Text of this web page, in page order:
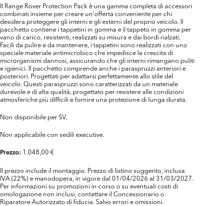
Il Range Rover Protection Pack è una gamma completa di accessori
combinati insieme per creare un'offerta conveniente per chi
desidera proteggere gli interni e gli esterni del proprio veicolo. Il
pacchetto contiene i tappetini in gomma e il tappeto in gomma per
vano di carico, resistenti, realizzati su misura e dai bordi rialzati.
Facili da pulire e da mantenere, i tappetini sono realizzati con uno
speciale materiale antimicrobico che impedisce la crescita di
microrganismi dannosi, assicurando che gli interni rimangano puliti
e igienici. Il pacchetto comprende anche i paraspruzzi anteriori e
posteriori. Progettati per adattarsi perfettamente allo stile del
veicolo. Questi paraspruzzi sono caratterizzati da un materiale
durevole e di alta qualità, progettato per resistere alle condizioni
atmosferiche più difficili e fornire una protezione di lunga durata.
Non disponibile per SV.
Non applicabile con sedili executive.
Prezzo: 1.048,00 €
Il prezzo include il montaggio. Prezzo di listino suggerito, inclusa
IVA (22%) e manodopera, in vigore dal 01/04/2026 al 31/03/2027.
Per informazioni su promozioni in corso o su eventuali costi di
omologazione non inclusi, contattare il Concessionario o
Riparatore Autorizzato di fiducia. Salvo errori e omissioni.